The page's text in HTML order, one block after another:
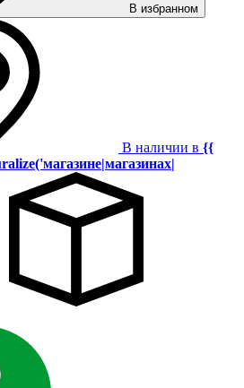
В избранном
В наличии в {{